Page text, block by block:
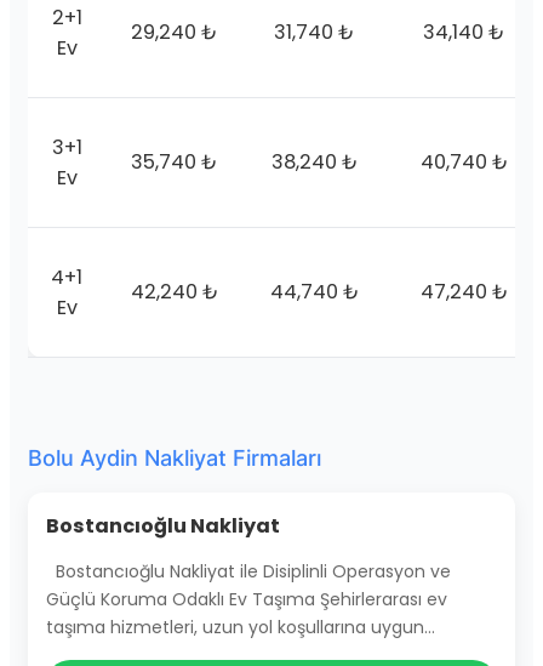
2+1
Ev
29,240 ₺ 31,740 ₺ 34,140 ₺
3+1
Ev
35,740 ₺ 38,240 ₺ 40,740 ₺
4+1
Ev
42,240 ₺ 44,740 ₺ 47,240 ₺
Bolu Aydin Nakliyat Firmaları
Bostancıoğlu Nakliyat
Bostancıoğlu Nakliyat ile Disiplinli Operasyon ve
Güçlü Koruma Odaklı Ev Taşıma Şehirlerarası ev
taşıma hizmetleri, uzun yol koşullarına uygun…